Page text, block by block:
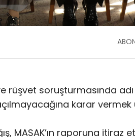
rüşvet soruşturmasında
karar
MASAK’ın raporuna itiraz